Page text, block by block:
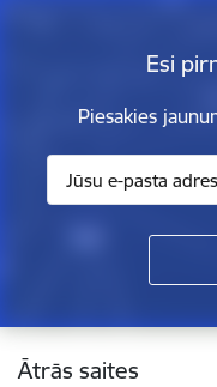
Esi
Piesakies
Kājene
Ātrās saites